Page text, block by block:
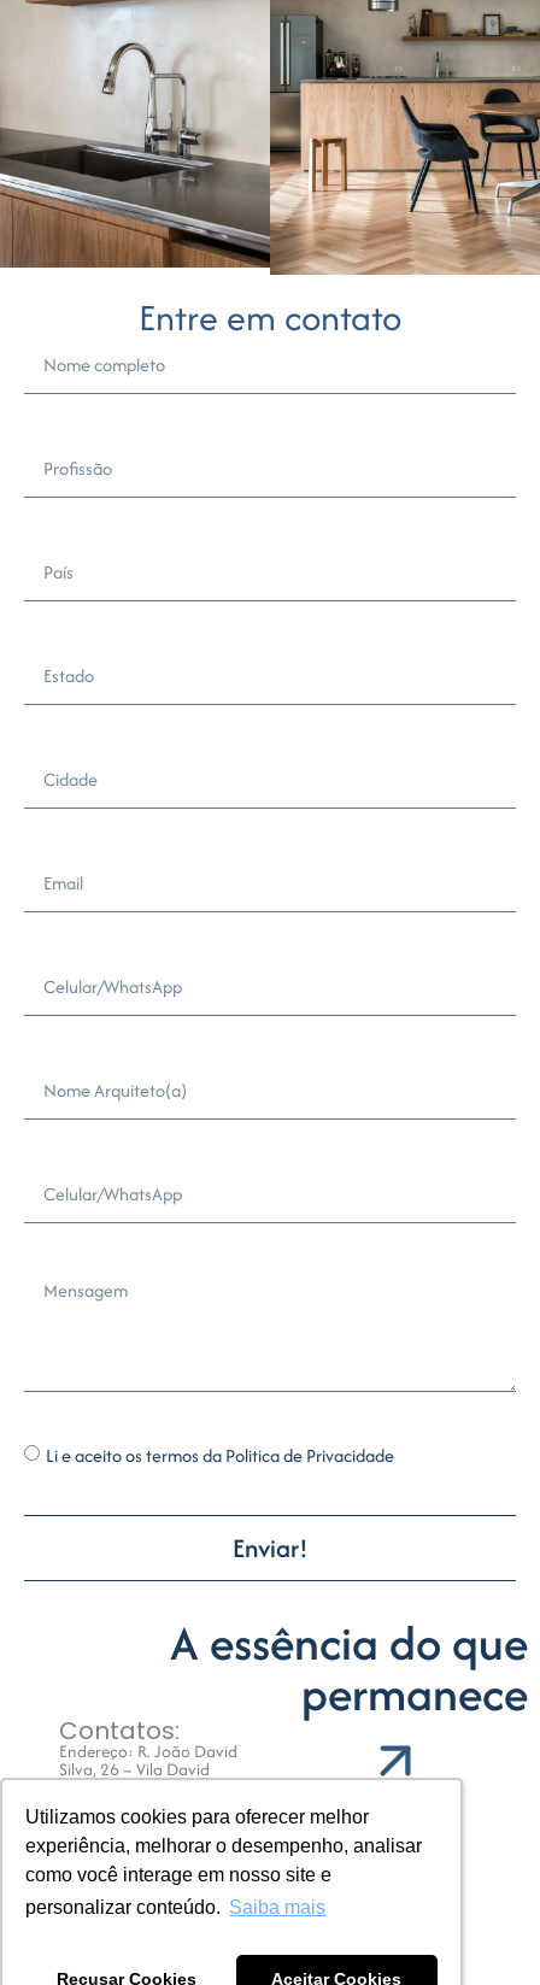
Utilizamos cookies para oferecer melhor
experiência, melhorar o desempenho, analisar
como você interage em nosso site e
personalizar conteúdo. Saiba mais
Recusar Cookies Aceitar Cookies
Utilizamos cookies para oferecer melhor
experiência, melhorar o desempenho, analisar
como você interage em nosso site e
personalizar conteúdo. Saiba mais
Recusar Cookies Aceitar Cookies
Entre em contato
Li e aceito os termos da Politica de Privacidade
Enviar!
A essência do que
permanece
Contatos:
Endereço: R. João David
Silva, 26 – Vila David
Antônio, Campo Largo – PR
CEP : 83609410
Telefone: (41) 36495436
SAC: +55 (41) 9774-169
comercial@santaangelainox.com.br
Sociais:
Copyright © | Powered by
Voltar ao topo